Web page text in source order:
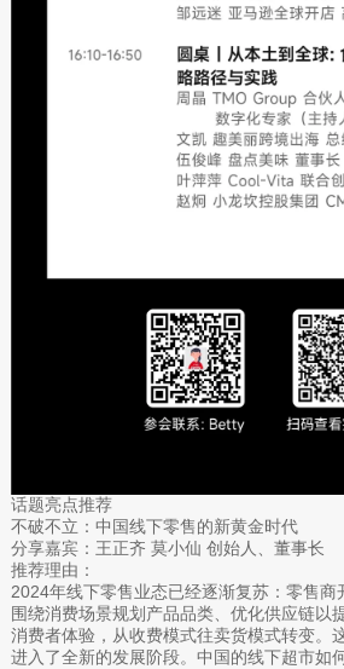
话题亮点推荐
不破不立：中国线下零售的新黄金时代
分享嘉宾：王正齐 莫小仙 创始人、董事长
推荐理由：
2024年线下零售业态已经逐渐复苏：零售商
围绕消费场景规划产品品类、优化供应链以
消费者体验，从收费模式往卖货模式转变。
进入了全新的发展阶段。中国的线下超市如